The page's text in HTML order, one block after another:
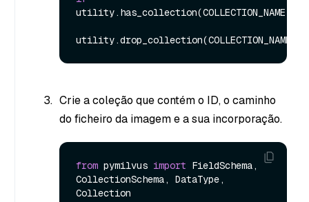
utility.has_collection(COLLECTION_NAME):
Crie a coleção que contém o ID, o caminho
do ficheiro da imagem e a sua incorporação.
from pymilvus import FieldSchema,
CollectionSchema, DataType,
Collection